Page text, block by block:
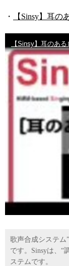
・ 【Sinsy】耳の
歌声合成システム
です。Sinsyは、“
ステムです。